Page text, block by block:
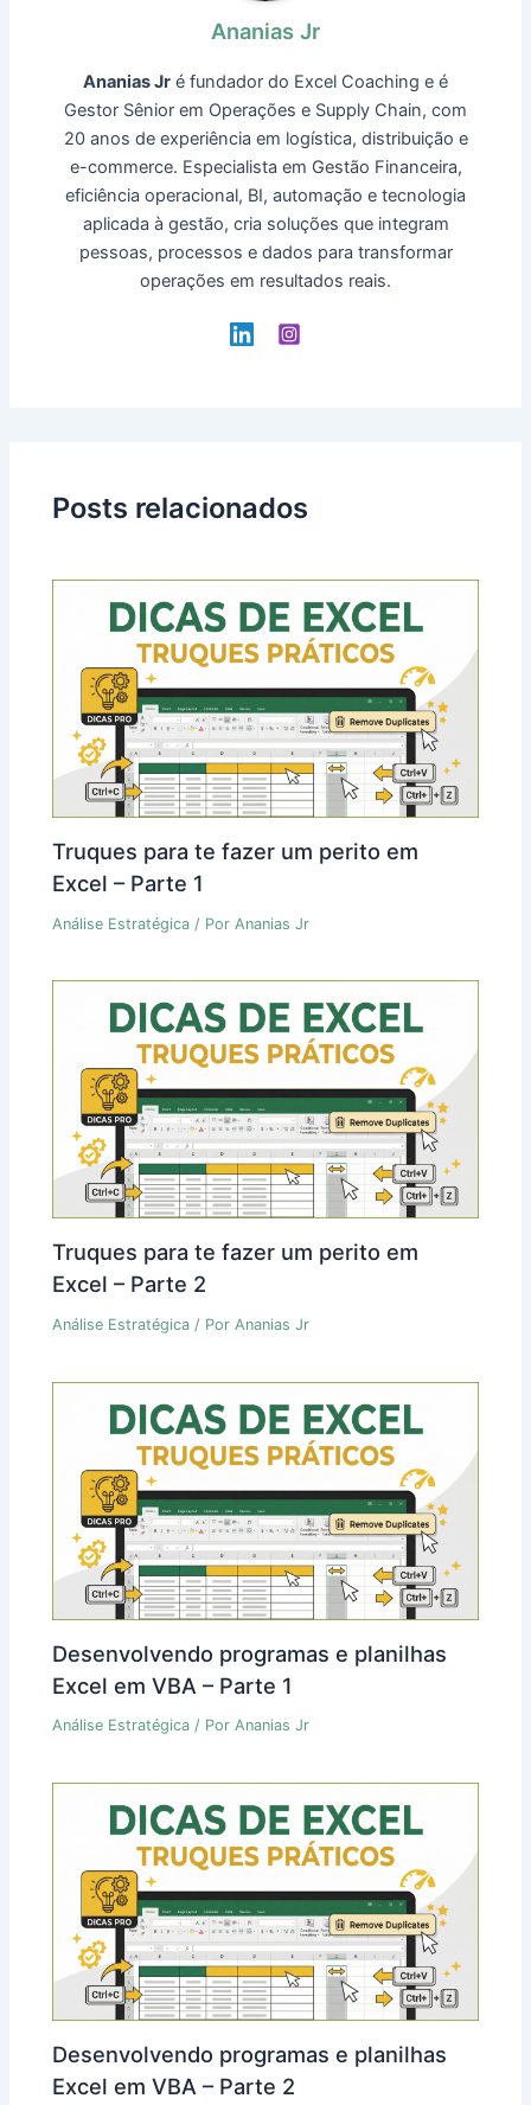
Ananias Jr
Ananias Jr é fundador do Excel Coaching e é
Gestor Sênior em Operações e Supply Chain, com
20 anos de experiência em logística, distribuição e
e-commerce. Especialista em Gestão Financeira,
eficiência operacional, BI, automação e tecnologia
aplicada à gestão, cria soluções que integram
pessoas, processos e dados para transformar
operações em resultados reais.
Posts relacionados
Truques para te fazer um perito em
Excel – Parte 1
Análise Estratégica / PorAnanias Jr
Truques para te fazer um perito em
Excel – Parte 2
Análise Estratégica / PorAnanias Jr
Desenvolvendo programas e planilhas
Excel em VBA – Parte 1
Análise Estratégica / PorAnanias Jr
Desenvolvendo programas e planilhas
Excel em VBA – Parte 2